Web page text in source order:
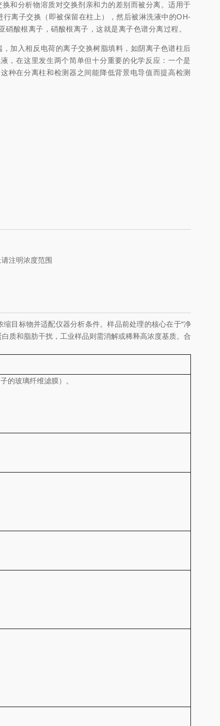
和分析物溶质对交换剂亲和力的差别而被分离。适用于
行离子交换 （即被保留在柱上），然后被淋洗液中的OH-
硝酸根离子，硝酸根离子，这就是离子色谱分离过程。
加入相反电荷的离子交换树脂填料，如阴离子色谱柱后
，在这里发生两个简单但十分重要的化学反 应：一个是
种在分离柱和检测器之间能降低背景电导值而提高检测
注明浓度范围
目标物并适配仪器分析条件。样品前处理的核心在于“净
质和脂肪干扰，工业样品则需消解或稀释高浓度基质。合
的玻璃纤维滤膜）。